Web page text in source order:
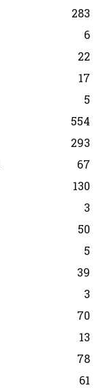
283
6
22
17
5
554
293
67
130
3
50
5
39
3
70
13
78
61